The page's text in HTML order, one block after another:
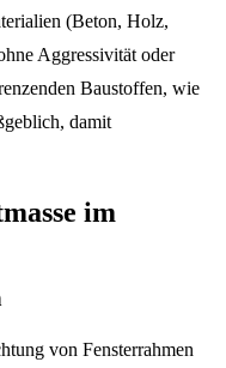
(Beton, Holz,
Aggressivität oder
Baustoffen, wie
damit
im
von Fensterrahmen